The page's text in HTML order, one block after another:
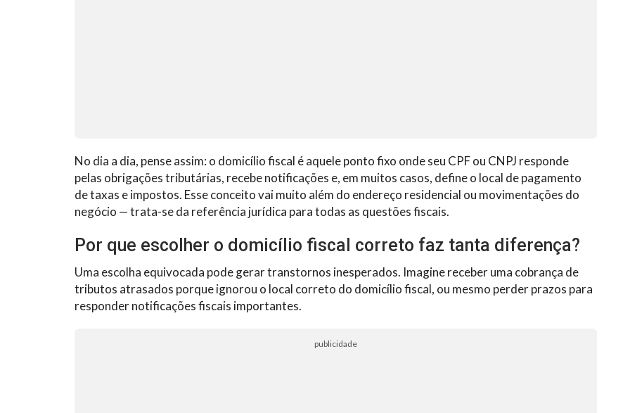
No dia a dia, pense assim: o domicílio fiscal é aquele ponto fixo onde seu CPF ou CNPJ responde
pelas obrigações tributárias, recebe notificações e, em muitos casos, define o local de pagamento
de taxas e impostos. Esse conceito vai muito além do endereço residencial ou movimentações do
negócio — trata-se da referência jurídica para todas as questões fiscais.
Por que escolher o domicílio fiscal correto faz tanta diferença?
Uma escolha equivocada pode gerar transtornos inesperados. Imagine receber uma cobrança de
tributos atrasados porque ignorou o local correto do domicílio fiscal, ou mesmo perder prazos para
responder notificações fiscais importantes.
publicidade